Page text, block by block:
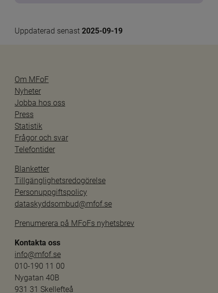
Uppdaterad senast 2025-09-19
Om MFoF
Nyheter
Jobba hos oss
Press
Statistik
Frågor och svar
Telefontider
Blanketter
Tillgänglighetsredogörelse
Personuppgiftspolicy
dataskyddsombud@mfof.se
Prenumerera på MFoFs nyhetsbrev
Kontakta oss
info@mfof.se
010-190 11 00
Nygatan 40B
931 31 Skellefteå